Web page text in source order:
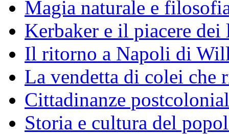
Magia naturale e
Kerbaker e il piacere
Il ritorno a Napoli di
La vendetta di colei che
Cittadinanze
Storia e cultura del